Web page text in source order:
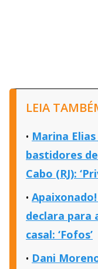
LEIA
Marina
bastidores
Cabo (RJ):
declara para
casal: ‘Fofos’
Dani